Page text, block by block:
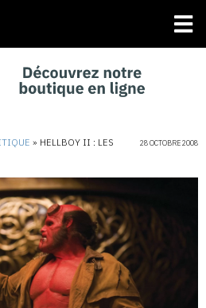
» HELLBOY II : LES
28 OCTOBRE 2008